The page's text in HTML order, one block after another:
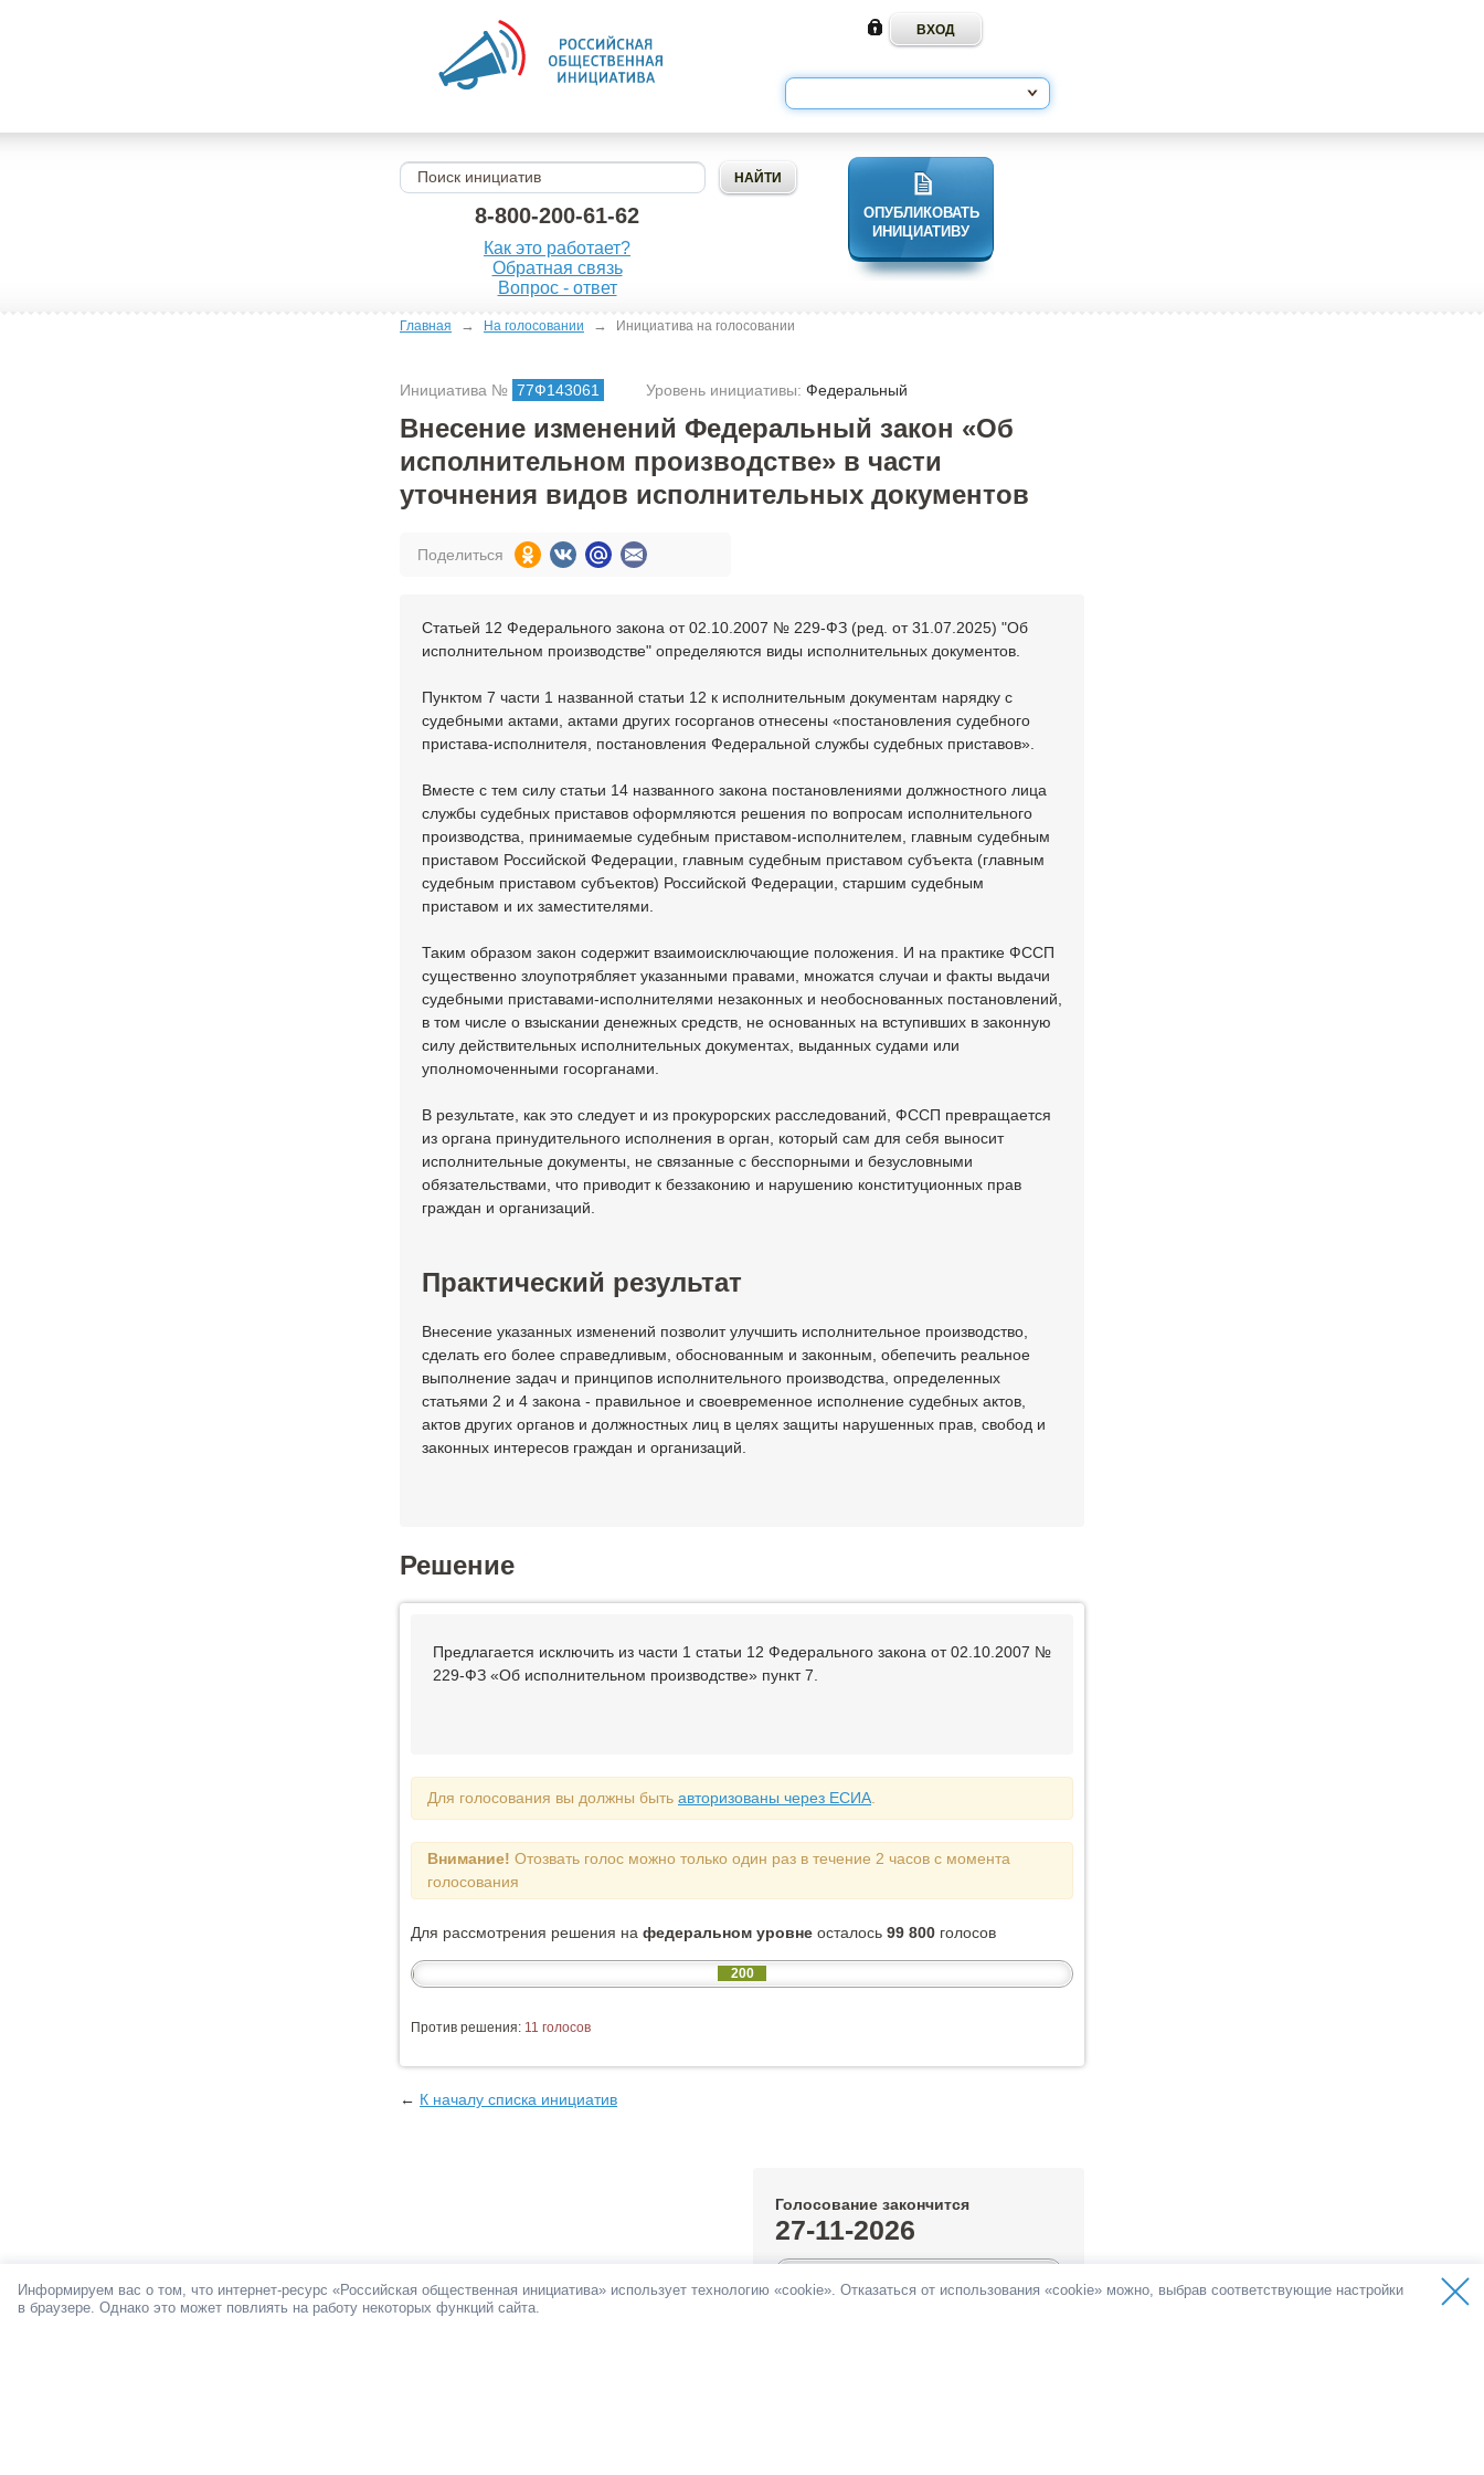
8-800-200-61-62
Как это работает?
Обратная связь
Вопрос - ответ
ОПУБЛИКОВАТЬ
ИНИЦИАТИВУ
Главная → На голосовании → Инициатива на голосовании
Инициатива № 77Ф143061 Уровень инициативы: Федеральный
Внесение изменений Федеральный закон «Об
исполнительном производстве» в части
уточнения видов исполнительных документов
Поделиться
Статьей 12 Федерального закона от 02.10.2007 № 229-ФЗ (ред. от 31.07.2025) "Об
исполнительном производстве" определяются виды исполнительных документов.
Пунктом 7 части 1 названной статьи 12 к исполнительным документам нарядку с
судебными актами, актами других госорганов отнесены «постановления судебного
пристава-исполнителя, постановления Федеральной службы судебных приставов».
Вместе с тем силу статьи 14 названного закона постановлениями должностного лица
службы судебных приставов оформляются решения по вопросам исполнительного
производства, принимаемые судебным приставом-исполнителем, главным судебным
приставом Российской Федерации, главным судебным приставом субъекта (главным
судебным приставом субъектов) Российской Федерации, старшим судебным
приставом и их заместителями.
Таким образом закон содержит взаимоисключающие положения. И на практике ФССП
существенно злоупотрябляет указанными правами, множатся случаи и факты выдачи
судебными приставами-исполнителями незаконных и необоснованных постановлений,
в том числе о взыскании денежных средств, не основанных на вступивших в законную
силу действительных исполнительных документах, выданных судами или
уполномоченными госорганами.
В результате, как это следует и из прокурорских расследований, ФССП превращается
из органа принудительного исполнения в орган, который сам для себя выносит
исполнительные документы, не связанные с бесспорными и безусловными
обязательствами, что приводит к беззаконию и нарушению конституционных прав
граждан и организаций.
Практический результат
Внесение указанных изменений позволит улучшить исполнительное производство,
сделать его более справедливым, обоснованным и законным, обепечить реальное
выполнение задач и принципов исполнительного производства, определенных
статьями 2 и 4 закона - правильное и своевременное исполнение судебных актов,
актов других органов и должностных лиц в целях защиты нарушенных прав, свобод и
законных интересов граждан и организаций.
Решение
Предлагается исключить из части 1 статьи 12 Федерального закона от 02.10.2007 №
229-ФЗ «Об исполнительном производстве» пункт 7.
Для голосования вы должны быть авторизованы через ЕСИА
Внимание! Отозвать голос можно только один раз в течение 2 часов с момента
голосования
Для рассмотрения решения на федеральном уровне осталось 99 800 голосов
200
Против решения: 11 голосов
← К началу списка инициатив
Голосование закончится
27-11-2026
Информируем вас о том, что интернет-ресурс «Российская общественная инициатива» использует технологию «cookie». Отказаться от использования «cookie» можно, выбрав соответствующие настройки
в браузере. Однако это может повлиять на работу некоторых функций сайта.